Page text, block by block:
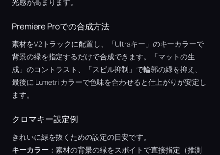
光感が高まります。
Premiere Proでの合成方法
素材をV2トラックに配置し、「Ultraキー」のキーカラーで
背景の緑を指定するだけで合成できます。「マットの生
成」のコントラスト、「スピル抑制」で輪郭の緑を抑え、
最後に Lumetri カラーで色味を合わせると仕上がりが安定し
ます。
クロマキー設定例
きれいに緑を抜くための設定の目安です。
キーカラー：素材の背景の緑をスポイトで直接指定（推測